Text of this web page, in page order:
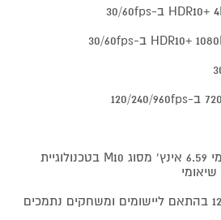
מסך POLED 1.5K ארגונומי 6.59 אינץ' מסוג M10 בטכנולוגיית
קצב ריענון מסך עד 120Hz בהתאם ליישומים ומשחקים נתמכים